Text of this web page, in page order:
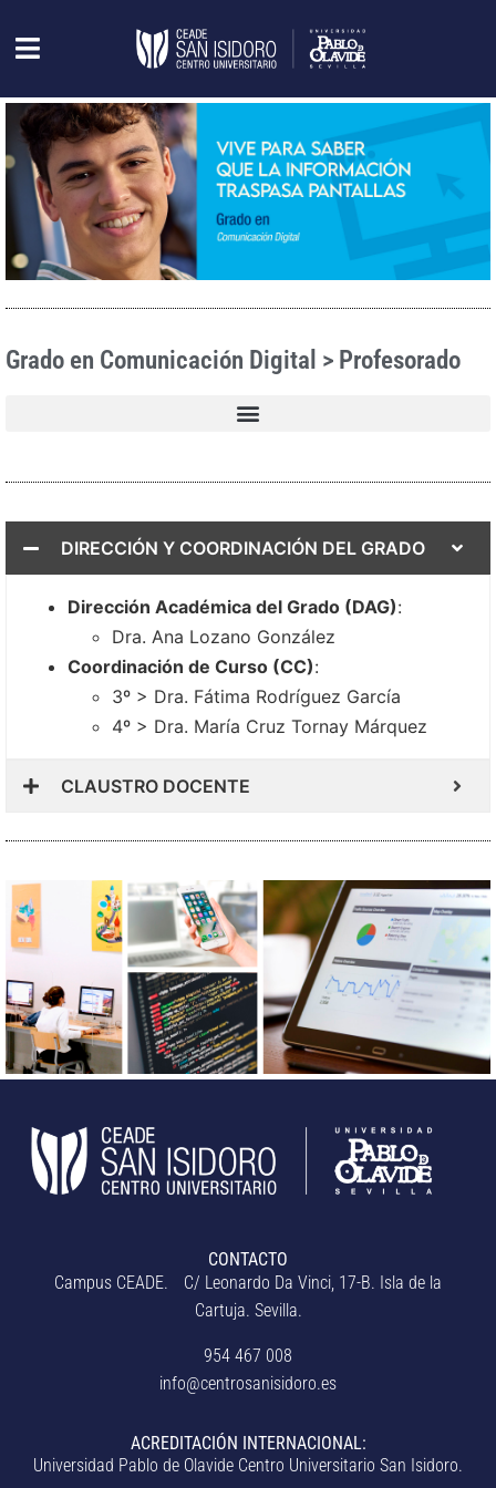
Grado en Comunicación Digital > Profesorado
DIRECCIÓN Y COORDINACIÓN DEL GRADO
Dirección Académica del Grado (DAG):
Dra. Ana Lozano González
Coordinación de Curso (CC):
3º > Dra. Fátima Rodríguez García
4º > Dra. María Cruz Tornay Márquez
CLAUSTRO DOCENTE
CONTACTO
Campus CEADE. C/ Leonardo Da Vinci, 17-B. Isla de la
Cartuja. Sevilla.
954 467 008
info@centrosanisidoro.es
ACREDITACIÓN INTERNACIONAL:
Universidad Pablo de Olavide Centro Universitario San Isidoro.